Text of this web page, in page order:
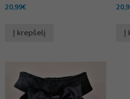
20,99€
Į krepšelį Į